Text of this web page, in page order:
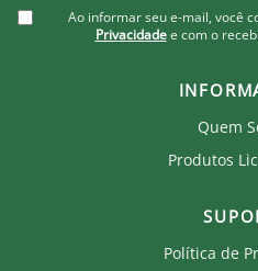
Ao informar seu e-mail, você
Privacidade e com o
Quem
Produtos
Política de